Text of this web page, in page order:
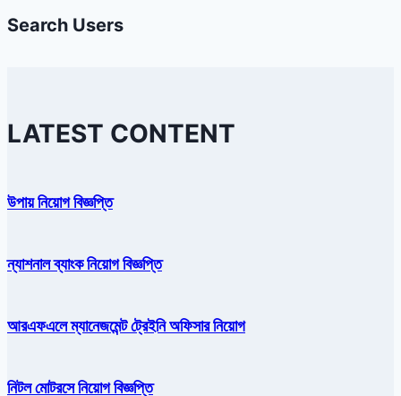
Search Users
LATEST CONTENT
উপায় নিয়োগ বিজ্ঞপ্তি
ন্যাশনাল ব্যাংক নিয়োগ বিজ্ঞপ্তি
আরএফএলে ম্যানেজমেন্ট ট্রেইনি অফিসার নিয়োগ
নিটল মোটরসে নিয়োগ বিজ্ঞপ্তি